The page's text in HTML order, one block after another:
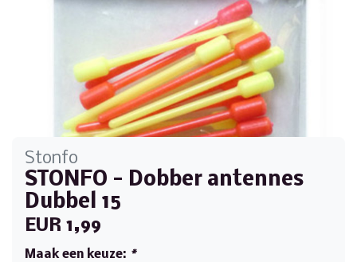
Stonfo
STONFO - Dobber antennes
Dubbel 15
EUR 1,99
Maak een keuze: *